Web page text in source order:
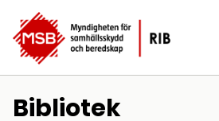
Bibliotek